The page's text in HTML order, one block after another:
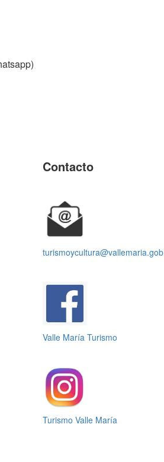
Contacto
Valle María Turismo
Turismo Valle María